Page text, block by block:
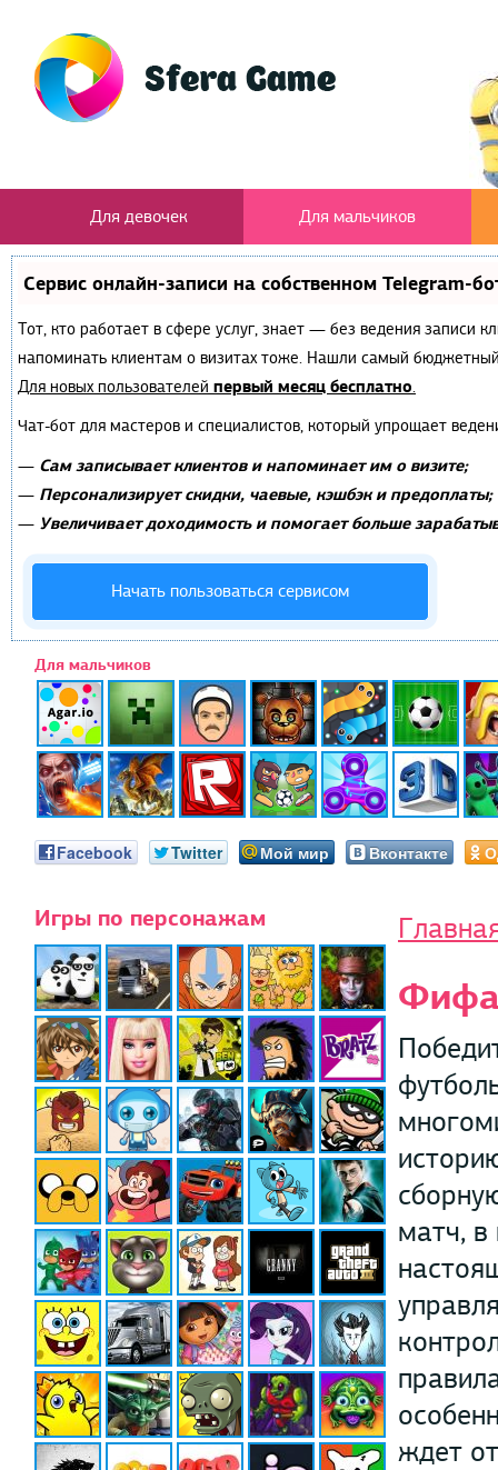
Для девочек Для мальчиков
Сервис онлайн-записи на собственном Telegram-
Тот, кто работает в сфере услуг, знает — без ведения записи
напоминать клиентам о визитах тоже. Нашли самый
Для новых пользователей первый месяц бесплатно.
Чат-бот для мастеров и специалистов, который упрощает
— Сам записывает клиентов и напоминает им о визите;
— Персонализирует скидки, чаевые, кэшбэк и предоплаты;
— Увеличивает доходимость и помогает больше
Начать пользоваться сервисом
Для мальчиков
Facebook Twitter Мой мир Вконтакте
Игры по персонажам
матч, в
ждет